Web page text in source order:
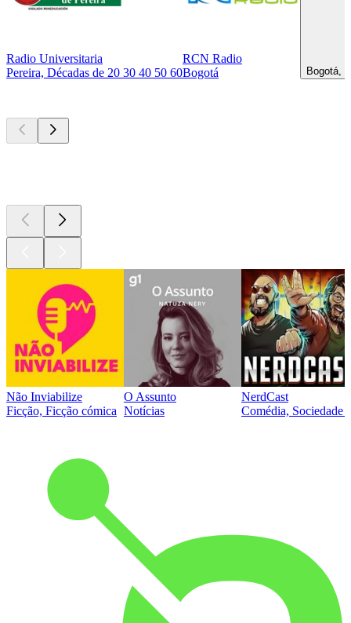
Radio Universitaria
Pereira, Décadas de 20 30 40 50 60
RCN Radio
Bogotá
Bogotá,
Não Inviabilize
Ficção, Ficção cómica
O Assunto
Notícias
NerdCast
Comédia, Sociedade